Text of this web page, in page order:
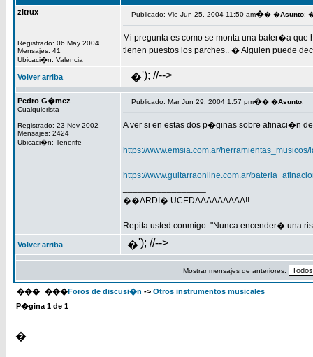
zitrux
Registrado: 06 May 2004
Mensajes: 41
Ubicaci�n: Valencia
Publicado: Vie Jun 25, 2004 11:50 am�� �Asunto:
Mi pregunta es como se monta una bater�a que
tienen puestos los parches.. � Alguien puede
Volver arriba �'); //-->
Pedro G�mez
Cualquierista
Registrado: 23 Nov 2002
Mensajes: 2424
Ubicaci�n: Tenerife
Publicado: Mar Jun 29, 2004 1:57 pm�� �Asunto:
A ver si en estas dos p�ginas sobre afinaci�n
https://www.emsia.com.ar/
https://www.guitarraonline.com.ar/
��ARDI� UCEDAAAAAAAAA!!
Repita usted conmigo: "Nunca encender� una
Volver arriba �'); //-->
Mostrar mensajes de anteriores:
��� ���Foros de discusi�n -> Otros instrumentos musicales
P�gina 1 de 1
�